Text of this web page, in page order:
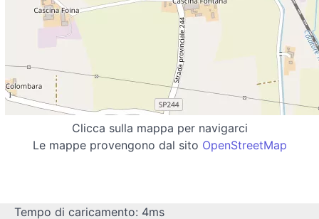
Clicca sulla mappa per navigarci
Le mappe provengono dal sito OpenStreetMap
Tempo di caricamento: 4ms